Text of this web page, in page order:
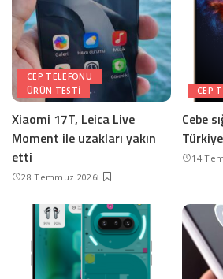
CEP TELEFONU
ÜRÜN TESTI
Xiaomi 17T, Leica Live
Moment ile uzakları yakın
etti
28 Temmuz 2026
CEP
Cebe
14